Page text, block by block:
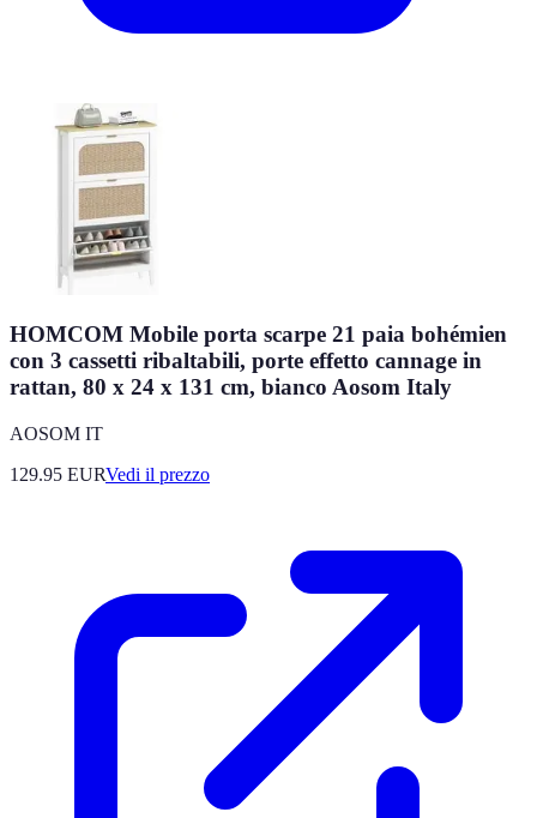
HOMCOM Mobile porta scarpe 21 paia bohémien
con 3 cassetti ribaltabili, porte effetto cannage in
rattan, 80 x 24 x 131 cm, bianco Aosom Italy
AOSOM IT
129.95 EURVedi il prezzo